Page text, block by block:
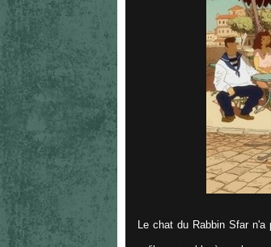
Le chat du Rabbin Sfar